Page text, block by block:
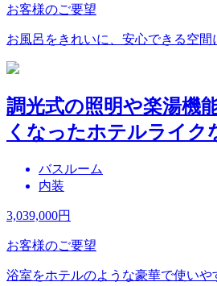
お客様のご要望
お風呂をきれいに、安心できる空間
調光式の照明や楽湯機
くなったホテルライク
バスルーム
内装
3,039,000円
お客様のご要望
浴室をホテルのような豪華で使いや